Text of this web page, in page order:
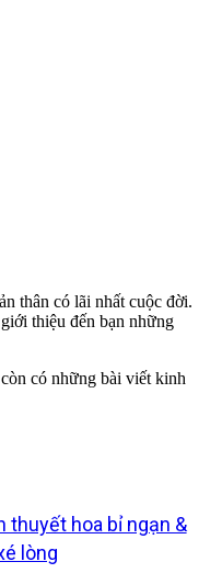
thân có lãi nhất cuộc đời.
thiệu đến bạn những
còn có những bài viết kinh
thuyết hoa bỉ ngạn &
lòng